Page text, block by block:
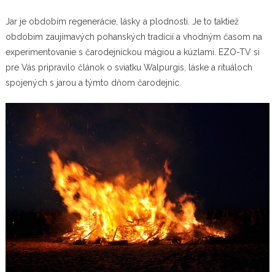
Jar je obdobím regenerácie, lásky a plodnosti. Je to taktiež
obdobím zaujímavých pohanských tradícií a vhodným časom na
experimentovanie s čarodejníckou mágiou a kúzlami. EZO-TV si
pre Vás pripravilo článok o sviatku Walpurgis, láske a rituáloch
spojených s jarou a týmto dňom čarodejníc.